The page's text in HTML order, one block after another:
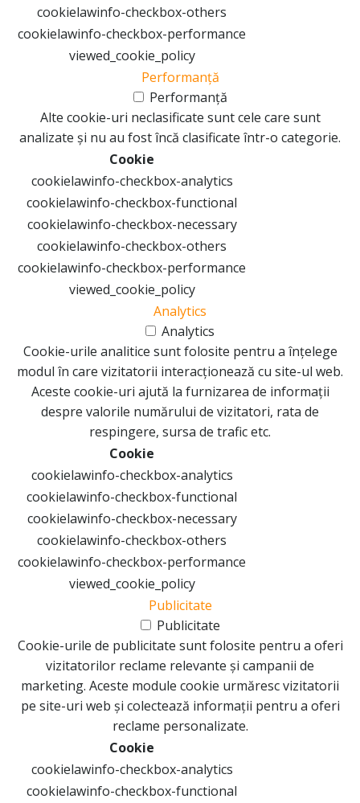
cookielawinfo-checkbox-others
cookielawinfo-checkbox-performance
viewed_cookie_policy
Performanță
Performanță
Alte cookie-uri neclasificate sunt cele care sunt
analizate și nu au fost încă clasificate într-o categorie.
Cookie
cookielawinfo-checkbox-analytics
cookielawinfo-checkbox-functional
cookielawinfo-checkbox-necessary
cookielawinfo-checkbox-others
cookielawinfo-checkbox-performance
viewed_cookie_policy
Analytics
Analytics
Cookie-urile analitice sunt folosite pentru a înțelege
modul în care vizitatorii interacționează cu site-ul web.
Aceste cookie-uri ajută la furnizarea de informații
despre valorile numărului de vizitatori, rata de
respingere, sursa de trafic etc.
Cookie
cookielawinfo-checkbox-analytics
cookielawinfo-checkbox-functional
cookielawinfo-checkbox-necessary
cookielawinfo-checkbox-others
cookielawinfo-checkbox-performance
viewed_cookie_policy
Publicitate
Publicitate
Cookie-urile de publicitate sunt folosite pentru a oferi
vizitatorilor reclame relevante și campanii de
marketing. Aceste module cookie urmăresc vizitatorii
pe site-uri web și colectează informații pentru a oferi
reclame personalizate.
Cookie
cookielawinfo-checkbox-analytics
cookielawinfo-checkbox-functional